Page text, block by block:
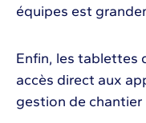
équipes est
Enfin, les tablettes
accès direct aux
gestion de chantier